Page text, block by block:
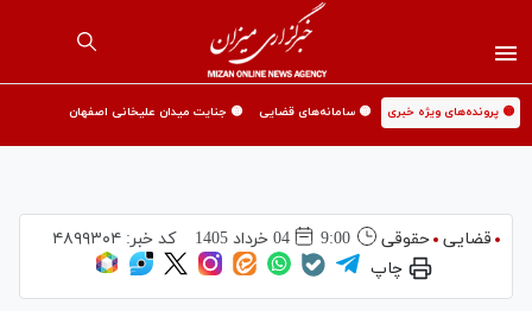
🟡 پرونده‌های ویژه خبری 🟡 سامانه‌های قضایی 🟡 جنایت میدان علیخانی اصفهان
قضایی حقوقی 9:00 04 خرداد 1405 کد خبر:۴۸۹۹۳۰۴
چاپ